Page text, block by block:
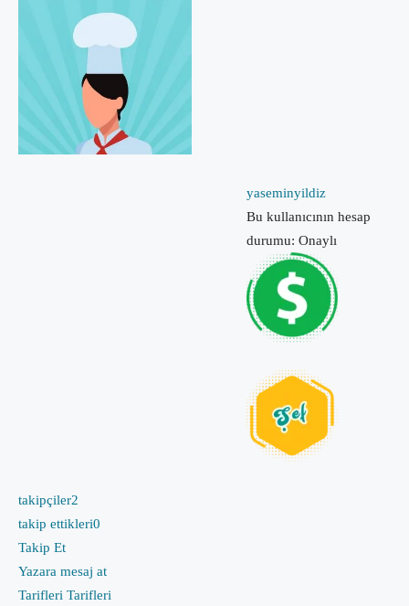
yaseminyildiz
Bu kullanıcının hesap
durumu: Onaylı
takipçiler2
takip ettikleri0
Takip Et
Yazara mesaj at
Tarifleri Tarifleri